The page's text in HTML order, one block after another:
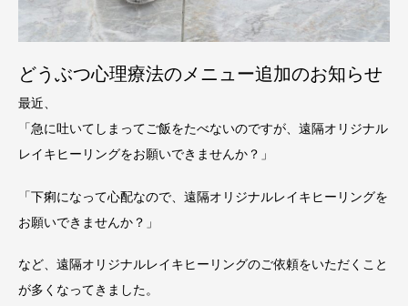
どうぶつ心理療法のメニュー追加のお知らせ
最近、
「急に吐いてしまってご飯をたべないのですが、遠隔オリジナル
レイキヒーリングをお願いできませんか？」
「下痢になって心配なので、遠隔オリジナルレイキヒーリングを
お願いできませんか？」
など、遠隔オリジナルレイキヒーリングのご依頼をいただくこと
が多くなってきました。